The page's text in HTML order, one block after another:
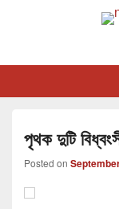
The one & only
পৃথক দুটি
Posted on